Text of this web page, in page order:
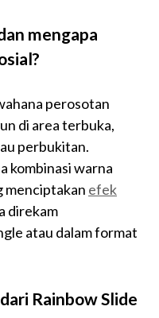
mengapa
perosotan
di area terbuka,
perbukitan.
kombinasi warna
menciptakan efek
direkam
atau dalam format
Rainbow Slide